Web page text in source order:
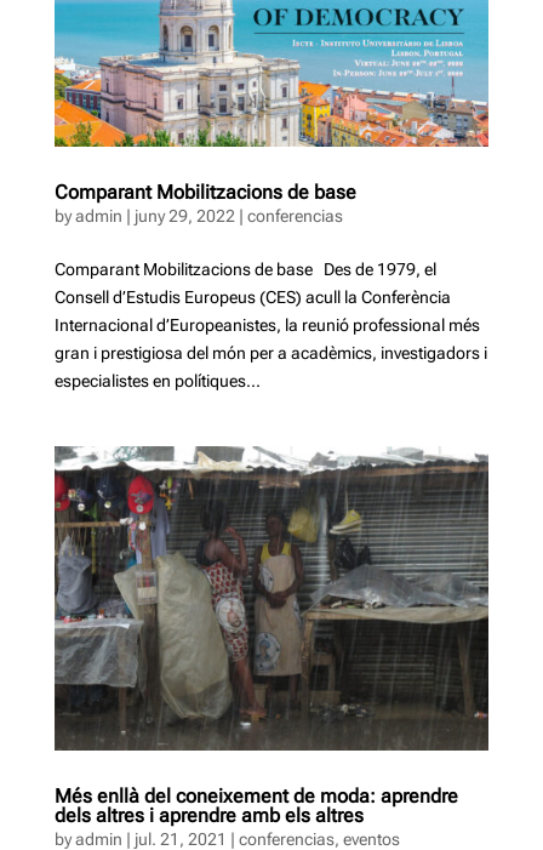
Comparant Mobilitzacions de base
byadmin | juny 29, 2022 | conferencias
Comparant Mobilitzacions de base Des de 1979, el
Consell d’Estudis Europeus (CES) acull la Conferència
Internacional d’Europeanistes, la reunió professional més
gran i prestigiosa del món per a acadèmics, investigadors i
especialistes en polítiques...
Més enllà del coneixement de moda: aprendre
dels altres i aprendre amb els altres
byadmin | jul. 21, 2021 | conferencias, eventos